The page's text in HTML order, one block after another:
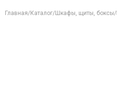
Главная/Каталог/Шкафы, щиты, боксы/